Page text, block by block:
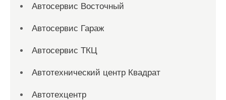
Автосервис Восточный
Автосервис Гараж
Автосервис ТКЦ
Автотехнический центр Квадрат
Автотехцентр